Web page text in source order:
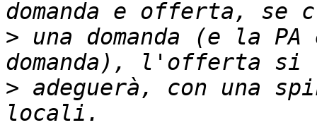
> una domanda (e la
> adeguerà, con una